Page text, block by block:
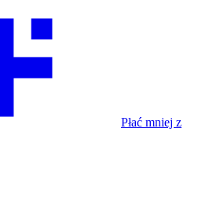
Płać mniej z